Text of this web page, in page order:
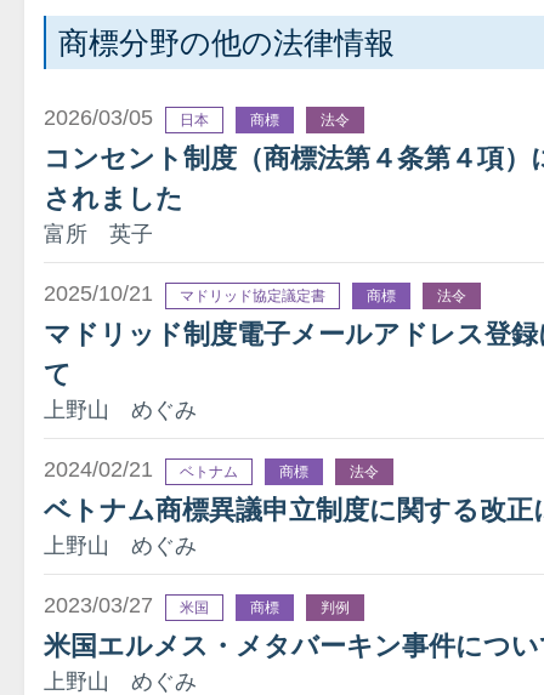
商標分野の他の法律情報
2026/03/05 日本 商標 法令
コンセント制度（商標法第４条第４項
されました
富所 英子
2025/10/21 マドリッド協定議定書 商標 法令
マドリッド制度電子メールアドレス登
て
上野山 めぐみ
2024/02/21 ベトナム 商標 法令
ベトナム商標異議申立制度に関する改正
上野山 めぐみ
2023/03/27 米国 商標 判例
米国エルメス・メタバーキン事件につ
上野山 めぐみ